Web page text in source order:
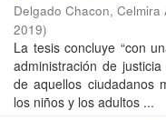
Delgado Chacon, Celmira
2019)
La tesis concluye “con
administración de
de aquellos ciudadanos
los niños y los adultos ...